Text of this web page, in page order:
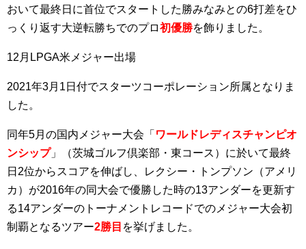
おいて最終日に首位でスタートした勝みなみとの6打差をひ
っくり返す大逆転勝ちでのプロ初優勝を飾りました。
12月LPGA米メジャー出場
2021年3月1日付でスターツコーポレーション所属となりま
した。
同年5月の国内メジャー大会「 ワールドレディスチャンピオ
ンシップ」（茨城ゴルフ倶楽部・東コース）に於いて最終
日2位からスコアを伸ばし、レクシー・トンプソン（アメリ
カ）が2016年の同大会で優勝した時の13アンダーを更新す
る14アンダーのトーナメントレコードでのメジャー大会初
制覇となるツアー2勝目 を挙げました。